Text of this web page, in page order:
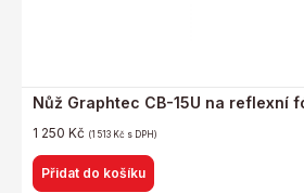
Nůž Graphtec CB-15U na reflexní
1 250 Kč (1 513 Kč s DPH)
Přidat do košíku